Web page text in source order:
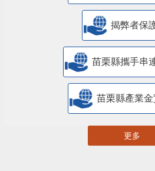
揭弊者保
苗栗縣攜手串
苗栗縣產業
更多